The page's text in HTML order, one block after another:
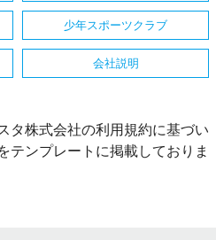
少年スポーツクラブ
会社説明
タ株式会社の利用規約に基づい
テンプレートに掲載しておりま